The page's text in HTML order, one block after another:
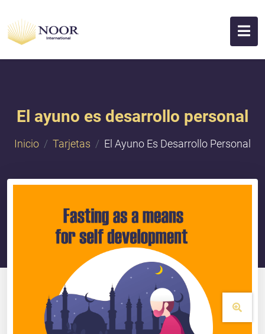
El ayuno es desarrollo personal
Inicio Tarjetas El Ayuno Es Desarrollo Personal